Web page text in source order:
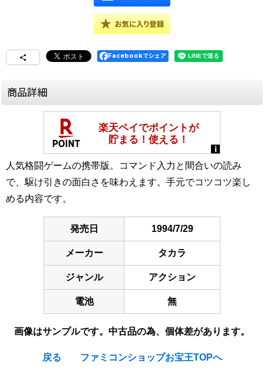
Facebookでシェア
商品詳細
人気格闘ゲームの携帯版。コマンド入力と間合いの読み
で、駆け引きの面白さを味わえます。手元でコツコツ楽し
める内容です。
発売日 1994/7/29
メーカー タカラ
ジャンル アクション
電池 無
画像はサンプルです。中古品の為、個体差があります。
戻る ファミコンショップお宝王TOPへ